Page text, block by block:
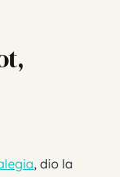
, dio la